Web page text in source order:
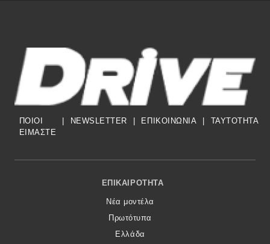
ΠΟΙΟΙ
ΕΙΜΑΣΤΕ
| NEWSLETTER | ΕΠΙΚΟΙΝΩΝΙΑ | TAYTOTHTA
Footer Menu
ΕΠΙΚΑΙΡΌΤΗΤΑ
Νέα μοντέλα
Πρωτότυπα
Ελλάδα